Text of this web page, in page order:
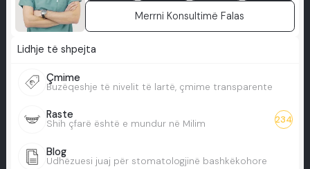
Merrni Konsultimë Falas
Lidhje të shpejta
Çmime
Buzëqeshje të nivelit të lartë, çmime transparente
Raste
Shih çfarë është e mundur në Milim 234
Blog
Udhëzuesi juaj për stomatologjinë bashkëkohore